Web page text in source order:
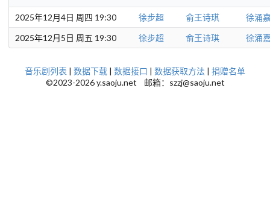
2025年12月4日 周四 19:30 徐步超 俞王诗琪
徐涌
2025年12月5日 周五 19:30
徐步超 俞王诗琪 徐涌
音乐剧列表 | 数据下载 | 数据接口 | 数据获取方法 | 捐赠名单
©2023-2026 y.saoju.net 邮箱：szzj@saoju.net